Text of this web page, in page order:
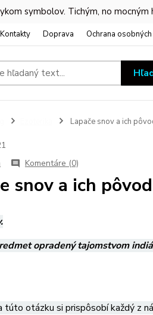
symbolov. Tichým, no
Kontakty Doprava Ochrana
Lapače snov a ich
Komentáre (0)
snov a ich pôvod
opradený tajomstvom
túto otázku si prispôsobí každý z